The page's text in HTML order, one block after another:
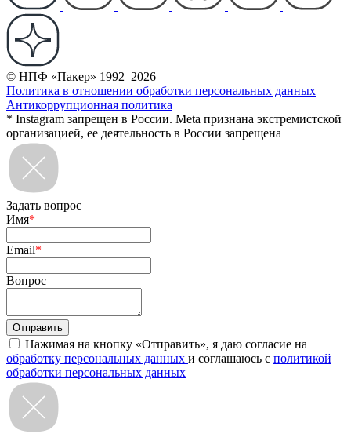
© НПФ «Пакер» 1992–2026
Политика в отношении обработки персональных данных
Антикоррупционная политика
* Instagram запрещен в России. Meta признана экстремистской
организацией, ее деятельность в России запрещена
Задать вопрос
Имя*
Email*
Вопрос
Нажимая на кнопку «Отправить», я даю согласие на
обработку персональных данных и соглашаюсь с политикой
обработки персональных данных